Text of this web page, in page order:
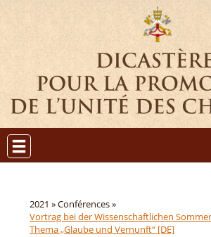
2021 »Conférences »
Vortrag bei der Wissenschaftlichen
Thema „Glaube und Vernunft“ [DE]